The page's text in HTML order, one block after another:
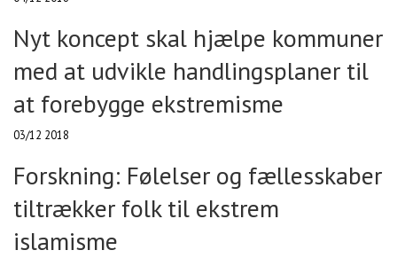
Nyt koncept skal hjælpe kommuner
med at udvikle handlingsplaner til
at forebygge ekstremisme
03/12 2018
Forskning: Følelser og fællesskaber
tiltrækker folk til ekstrem
islamisme